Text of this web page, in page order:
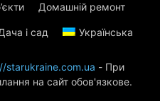
Домашній ремонт
і сад Українська
starukraine.com.ua - При
на сайт обов'язкове.